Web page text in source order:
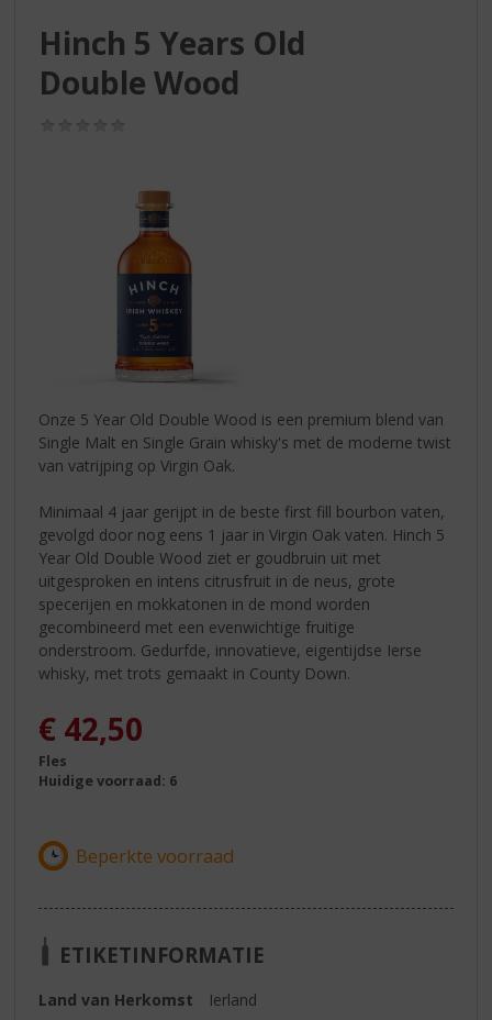
Hinch 5 Years Old
Double Wood
Onze 5 Year Old Double Wood is een premium blend van
Single Malt en Single Grain whisky's met de moderne twist
van vatrijping op Virgin Oak.
Minimaal 4 jaar gerijpt in de beste first fill bourbon vaten,
gevolgd door nog eens 1 jaar in Virgin Oak vaten. Hinch 5
Year Old Double Wood ziet er goudbruin uit met
uitgesproken en intens citrusfruit in de neus, grote
specerijen en mokkatonen in de mond worden
gecombineerd met een evenwichtige fruitige
onderstroom. Gedurfde, innovatieve, eigentijdse Ierse
whisky, met trots gemaakt in County Down.
€ 42,50
Fles
Huidige voorraad: 6
ETIKETINFORMATIE
Land van Herkomst
Ierland